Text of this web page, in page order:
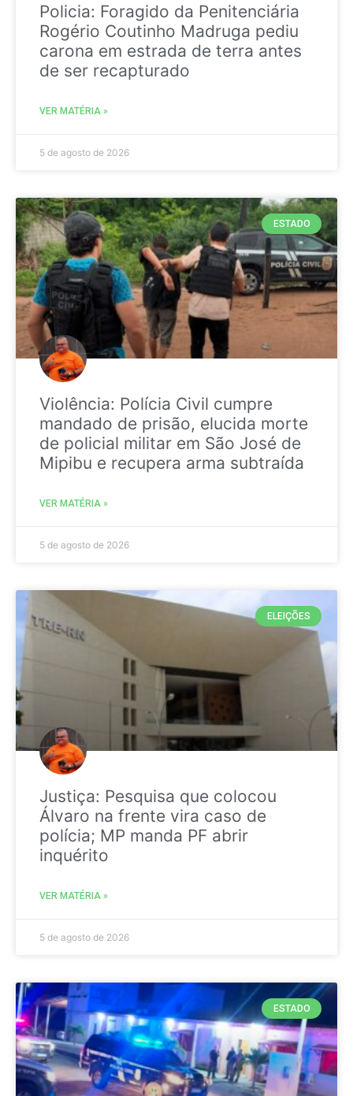
Policia: Foragido da Penitenciária
Rogério Coutinho Madruga pediu
carona em estrada de terra antes
de ser recapturado
VER MATÉRIA »
5 de agosto de 2026
ESTADO
Violência: Polícia Civil cumpre
mandado de prisão, elucida morte
de policial militar em São José de
Mipibu e recupera arma subtraída
VER MATÉRIA »
5 de agosto de 2026
ELEIÇÕES
Justiça: Pesquisa que colocou
Álvaro na frente vira caso de
polícia; MP manda PF abrir
inquérito
VER MATÉRIA »
5 de agosto de 2026
ESTADO